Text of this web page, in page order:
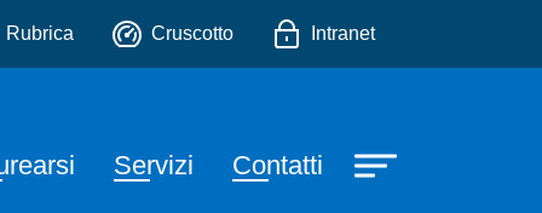
Rubrica Cruscotto Intranet
Servizi Contatti